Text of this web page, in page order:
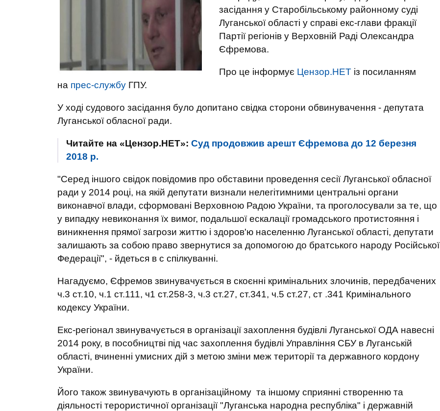
засідання у Старобільському районному суді
Луганської області у справі екс-глави фракції
Партії регіонів у Верховній Раді Олександра
Єфремова.
Про це інформує Цензор.НЕТ із посиланням
на прес-службу ГПУ.
У ході судового засідання було допитано свідка сторони обвинувачення - депутата
Луганської обласної ради.
Читайте на «Цензор.НЕТ»: Суд продовжив арешт Єфремова до 12 березня
2018 р.
"Серед іншого свідок повідомив про обставини проведення сесії Луганської обласної
ради у 2014 році, на якій депутати визнали нелегітимними центральні органи
виконавчої влади, сформовані Верховною Радою України, та проголосували за те, що
у випадку невиконання їх вимог, подальшої ескалації громадського протистояння і
виникнення прямої загрози життю і здоров'ю населенню Луганської області, депутати
залишають за собою право звернутися за допомогою до братського народу Російської
Федерації", - йдеться в с спілкуванні.
Нагадуємо, Єфремов звинувачується в скоєнні кримінальних злочинів, передбачених
ч.3 ст.10, ч.1 ст.111, ч1 ст.258-3, ч.3 ст.27, ст.341, ч.5 ст.27, ст .341 Кримінального
кодексу України.
Екс-регіонал звинувачується в організації захоплення будівлі Луганської ОДА навесні
2014 року, в пособництві під час захоплення будівлі Управління СБУ в Луганській
області, вчиненні умисних дій з метою зміни меж території та державного кордону
України.
Його також звинувачують в організаційному та іншому сприянні створенню та
діяльності терористичної організації "Луганська народна республіка" і державній